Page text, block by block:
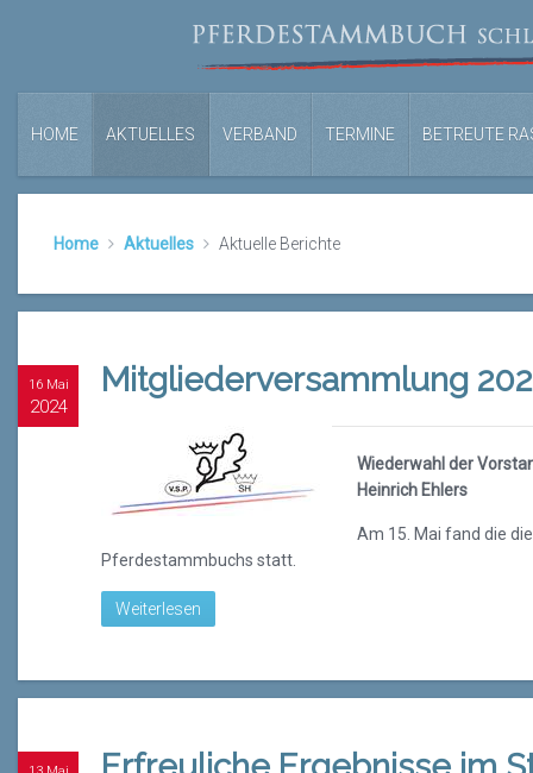
HOME AKTUELLES VERBAND TERMINE BETREUTE
Home Aktuelles Aktuelle Berichte
16 Mai
2024
Mitgliederversammlung
Wiederwahl der
Heinrich Ehlers
Am 15. Mai fand die
Pferdestammbuchs statt.
Weiterlesen